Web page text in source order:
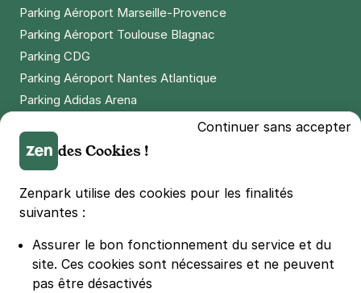
3 €/heure,23 €/jour,74 €/semaine(tarifs dégressifs)
Réserver
+ Abonnements disponibles
Pasteur
75015Paris
Réserver
+ Abonnements disponibles
Parking Aéroport Marseille-Provence
Parking Aéroport Toulouse Blagnac
Parking CDG
Parking Aéroport Nantes Atlantique
Parking Adidas Arena
Parking LDLC Arena
Parking Stade Pierre Mauroy
Parking Groupama Stadium
Parking Vélodrome
Parking Bercy
Parking La Défense Arena
Continuer sans accepter
des Cookies !
Zenpark utilise des cookies pour les finalités
suivantes :
Assurer le bon fonctionnement du service et du
site. Ces cookies sont nécessaires et ne peuvent
pas être désactivés